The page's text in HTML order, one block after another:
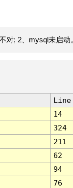
对; 2、mysql未启动
Line
14
324
211
62
94
76